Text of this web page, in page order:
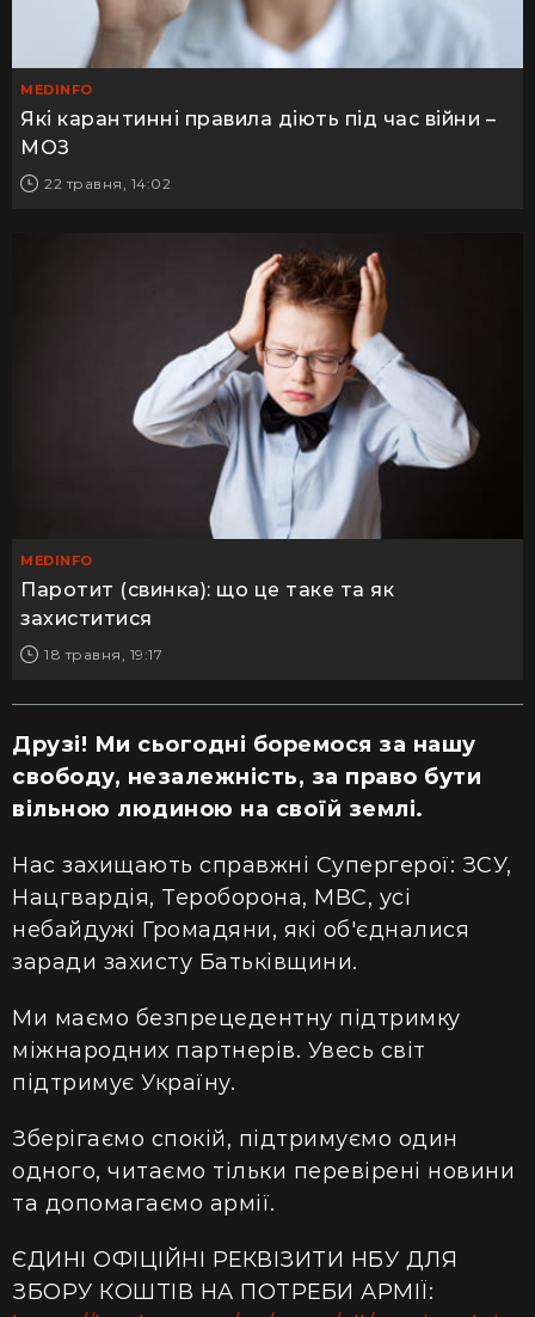
MEDINFO
Які карантинні правила діють під час війни –
МОЗ
22 травня, 14:02
MEDINFO
Паротит (свинка): що це таке та як
захиститися
18 травня, 19:17
Друзі! Ми сьогодні боремося за нашу
свободу, незалежність, за право бути
вільною людиною на своїй землі.
Нас захищають справжні Супергерої: ЗСУ,
Нацгвардія, Тероборона, МВС, усі
небайдужі Громадяни, які об'єдналися
заради захисту Батьківщини.
Ми маємо безпрецедентну підтримку
міжнародних партнерів. Увесь світ
підтримує Україну.
Зберігаємо спокій, підтримуємо один
одного, читаємо тільки перевірені новини
та допомагаємо армії.
ЄДИНІ ОФІЦІЙНІ РЕКВІЗИТИ НБУ ДЛЯ
ЗБОРУ КОШТІВ НА ПОТРЕБИ АРМІЇ: